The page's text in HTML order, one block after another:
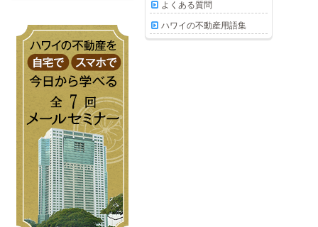
よくある質問
ハワイの不動産用語集